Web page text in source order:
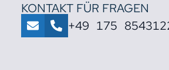
KONTAKT FÜR FRAGEN
+49 175